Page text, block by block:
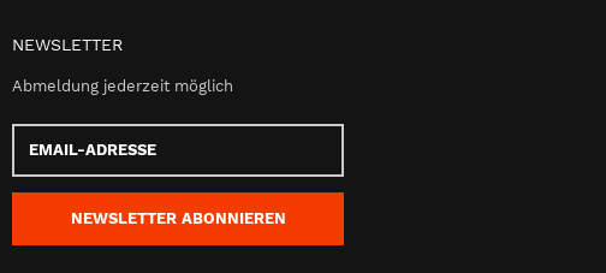
NEWSLETTER
Abmeldung jederzeit möglich
Email-
Adresse
NEWSLETTER ABONNIEREN